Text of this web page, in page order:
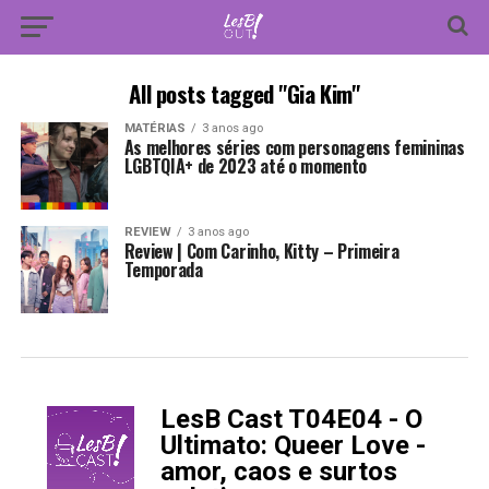
All posts tagged "Gia Kim"
MATÉRIAS 3 anos ago
As melhores séries com personagens femininas
LGBTQIA+ de 2023 até o momento
REVIEW 3 anos ago
Review | Com Carinho, Kitty – Primeira
Temporada
LesB Cast T04E04 - O
Ultimato: Queer Love -
amor, caos e surtos
-